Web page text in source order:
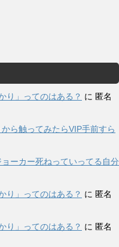
り」ってのはある？ に 匿名
ら触ってみたらVIP手前すら
ーカー死ねっていってる自分
り」ってのはある？ に 匿名
り」ってのはある？ に 匿名